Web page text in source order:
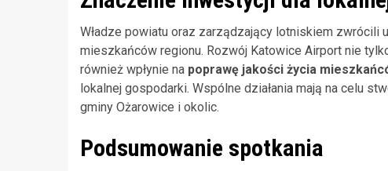
Władze powiatu oraz zarządzający lotniskiem zwrócili
mieszkańców regionu. Rozwój Katowice Airport nie
również wpłynie na poprawę jakości życia
lokalnej gospodarki. Wspólne działania mają na celu
gminy Ożarowice i okolic.
Podsumowanie spotkania